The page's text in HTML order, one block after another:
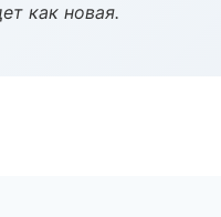
как новая.